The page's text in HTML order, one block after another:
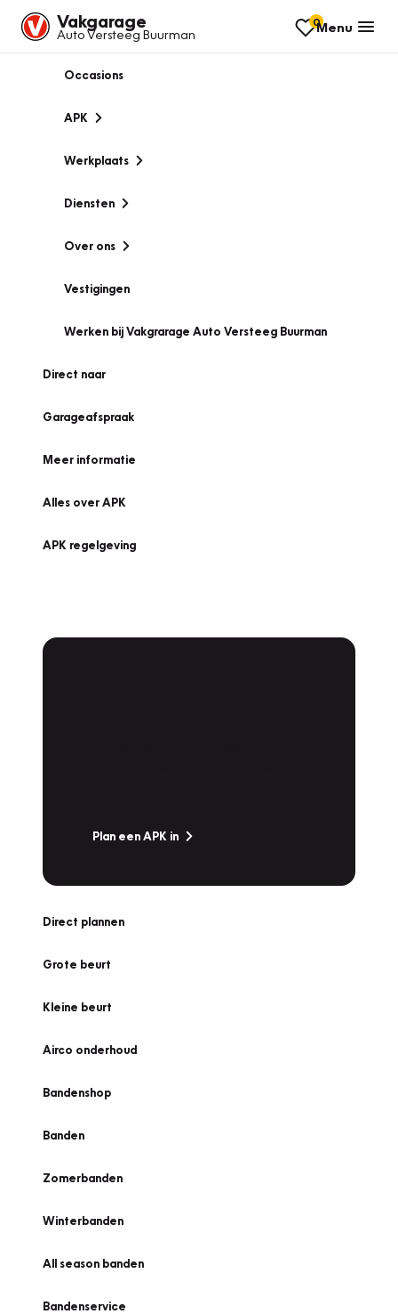
Vakgarage
Auto Versteeg Buurman
0Menu
Occasions
APK
Werkplaats
Diensten
Over ons
Vestigingen
Werken bij Vakgrarage Auto Versteeg Buurman
Direct naar
Garageafspraak
Meer informatie
Alles over APK
APK regelgeving
Plan een APK in
Direct plannen
Grote beurt
Kleine beurt
Airco onderhoud
Bandenshop
Banden
Zomerbanden
Winterbanden
All season banden
Bandenservice